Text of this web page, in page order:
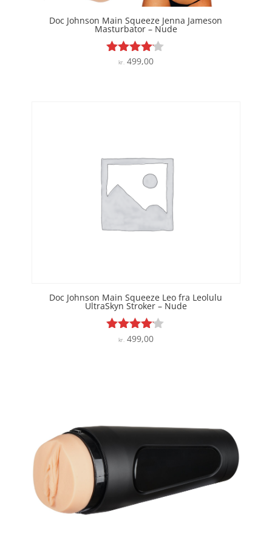
Doc Johnson Main Squeeze Jenna Jameson
Masturbator – Nude
Vurderet
kr.499,00
Doc Johnson Main Squeeze Leo fra Leolulu
UltraSkyn Stroker – Nude
Vurderet
kr. 499,00